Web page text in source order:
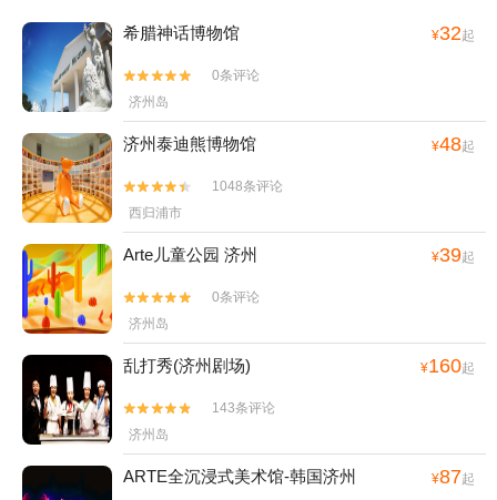
希腊神话博物馆 ¥32起


0条评论
济州岛
济州泰迪熊博物馆 ¥48起


1048条评论
西归浦市
Arte儿童公园 济州 ¥39起


0条评论
济州岛
乱打秀(济州剧场) ¥160起


143条评论
济州岛
ARTE全沉浸式美术馆-韩国济州 ¥87起